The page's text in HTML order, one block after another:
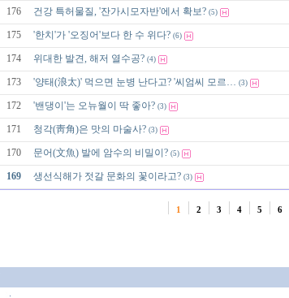
176 건강 특허물질, '잔가시모자반'에서 확보? (5)
175 '한치'가 '오징어'보다 한 수 위다? (6)
174 위대한 발견, 해저 열수공? (4)
173 '양태(浪太)' 먹으면 눈병 난다고? '씨엄씨 모르… (3)
172 '밴댕이'는 오뉴월이 딱 좋아? (3)
171 청각(靑角)은 맛의 마술사? (3)
170 문어(文魚) 발에 암수의 비밀이? (5)
169 생선식해가 젓갈 문화의 꽃이라고? (3)
1 2 3 4 5 6